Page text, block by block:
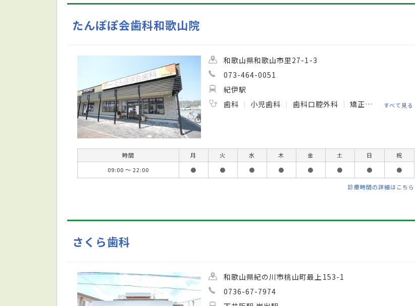
たんぽぽ会歯科和歌山院
和歌山県和歌山市里27-1-3
073-464-0051
紀伊駅
歯科
小児歯科 歯科口腔外科 矯正歯科 すべて見る
時間 月 火 水 木 金 土 日
祝
09:00 ～ 22:00
● ● ● ● ● ● ● ●
診療時間の詳細はこちら
さくら歯科
和歌山県紀の川市桃山町最上153-1
0736-67-7974